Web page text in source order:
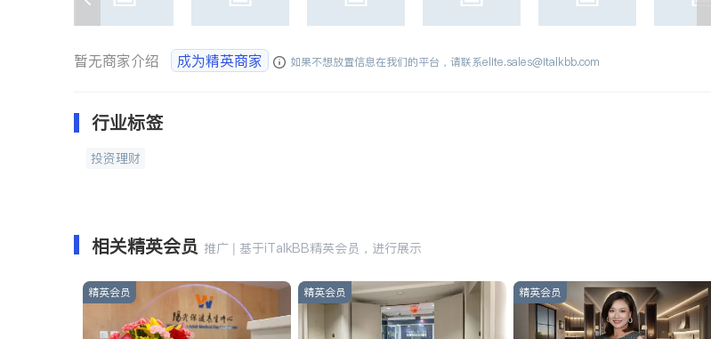
暂无商家介绍 成为精英商家 如果不想放置信息在我们的平台，请联系elite.sales@italkbb.com
行业标签
投资理财
相关精英会员 推广 | 基于iTalkBB精英会员，进行展示
精英会员 精英会员 精英会员